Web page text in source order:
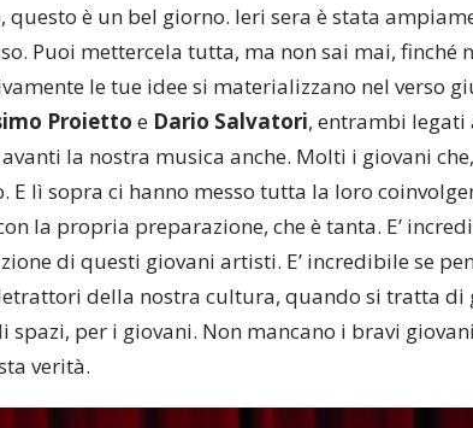
è un bel giorno. Ieri sera è stata
Puoi mettercela tutta, ma non sai mai, finché
le tue idee si materializzano nel verso
Proietto e Dario Salvatori, entrambi legati
la nostra musica anche. Molti i giovani
lì sopra ci hanno messo tutta la loro
la propria preparazione, che è tanta. E’
di questi giovani artisti. E’ incredibile se
della nostra cultura, quando si tratta
spazi, per i giovani. Non mancano i bravi
verità.